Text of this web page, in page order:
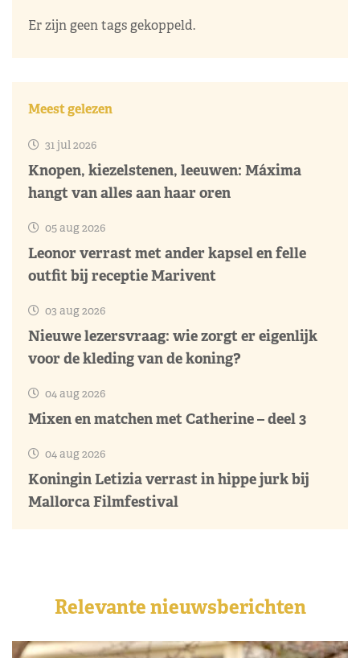
Er zijn geen tags gekoppeld.
Meest gelezen
31 jul 2026
Knopen, kiezelstenen, leeuwen: Máxima
hangt van alles aan haar oren
05 aug 2026
Leonor verrast met ander kapsel en felle
outfit bij receptie Marivent
03 aug 2026
Nieuwe lezersvraag: wie zorgt er eigenlijk
voor de kleding van de koning?
04 aug 2026
Mixen en matchen met Catherine – deel 3
04 aug 2026
Koningin Letizia verrast in hippe jurk bij
Mallorca Filmfestival
Relevante nieuwsberichten